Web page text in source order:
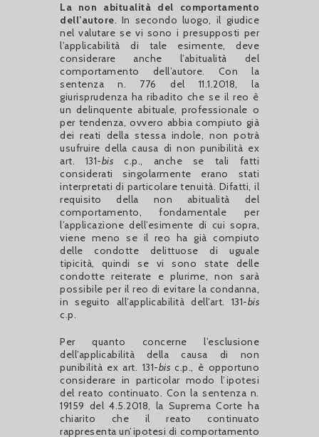
La non abitualità del comportamento
dell’autore. In secondo luogo, il giudice
nel valutare se vi sono i presupposti per
l’applicabilità di tale esimente, deve
considerare anche l’abitualità del
comportamento dell’autore. Con la
sentenza n. 776 del 11.1.2018, la
giurisprudenza ha ribadito che se il reo è
un delinquente abituale, professionale o
per tendenza, ovvero abbia compiuto già
dei reati della stessa indole, non potrà
usufruire della causa di non punibilità ex
art. 131-bis c.p., anche se tali fatti
considerati singolarmente erano stati
interpretati di particolare tenuità. Difatti, il
requisito della non abitualità del
comportamento, fondamentale per
l’applicazione dell’esimente di cui sopra,
viene meno se il reo ha già compiuto
delle condotte delittuose di uguale
tipicità, quindi se vi sono state delle
condotte reiterate e plurime, non sarà
possibile per il reo di evitare la condanna,
in seguito all’applicabilità dell’art. 131-bis
c.p.
Per quanto concerne l’esclusione
dell’applicabilità della causa di non
punibilità ex art. 131-bis c.p., è opportuno
considerare in particolar modo l’ipotesi
del reato continuato. Con la sentenza n.
19159 del 4.5.2018, la Suprema Corte ha
chiarito che il reato continuato
rappresenta un’ipotesi di comportamento